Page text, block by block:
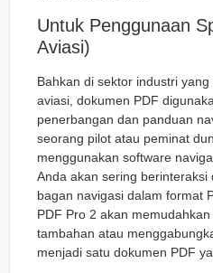
Untuk Penggunaan
Aviasi)
Bahkan di sektor industri
aviasi, dokumen PDF
penerbangan dan panduan
seorang pilot atau peminat
menggunakan software
Anda akan sering
bagan navigasi dalam format
PDF Pro 2 akan
tambahan atau
menjadi satu dokumen PDF